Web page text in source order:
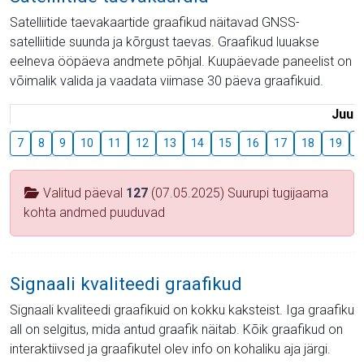
Satelliitide taevakaartide graafikud näitavad GNSS-
satelliitide suunda ja kõrgust taevas. Graafikud luuakse
eelneva ööpäeva andmete põhjal. Kuupäevade paneelist on
võimalik valida ja vaadata viimase 30 päeva graafikuid.
Juuli
7 8 9 10 11 12 13 14 15 16 17 18 19
Valitud päeval 127 (07.05.2025) Suurupi tugijaama
kohta andmed puuduvad
Signaali kvaliteedi graafikud
Signaali kvaliteedi graafikuid on kokku kaksteist. Iga graafiku
all on selgitus, mida antud graafik näitab. Kõik graafikud on
interaktiivsed ja graafikutel olev info on kohaliku aja järgi.